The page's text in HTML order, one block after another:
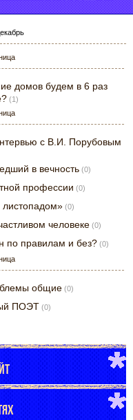
домов будем в 6 раз
(1)
с В.И. Порубовым
в вечность (0)
профессии (0)
листопадом» (0)
человеке (0)
по правилам и без? (0)
общие (0)
ПОЭТ (0)